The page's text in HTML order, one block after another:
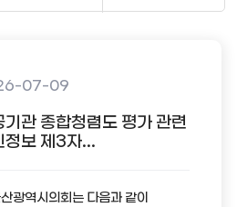
07-09
기관 종합청렴도 평가 관련
정보 제3자...
광역시의회는 다음과 같이